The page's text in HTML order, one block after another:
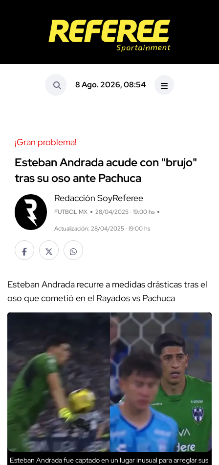
8 Ago. 2026, 08:54
¡Gran problema!
Esteban Andrada acude con "brujo"
tras su oso ante Pachuca
Redacción SoyReferee
FUTBOL MX 28/04/2025 · 19:00 hs
Actualización: 28/04/2025 · 19:00 hs
Esteban Andrada recurre a medidas drásticas tras el
oso que cometió en el Rayados vs Pachuca
Esteban Andrada fue captado en un lugar inusual para arreglar sus